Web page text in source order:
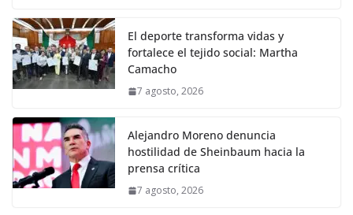
El deporte transforma vidas y
fortalece el tejido social: Martha
Camacho
7 agosto, 2026
Alejandro Moreno denuncia
hostilidad de Sheinbaum hacia la
prensa crítica
7 agosto, 2026